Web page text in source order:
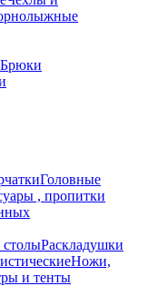
Брюки
Головные
, пропитки
столыРаскладушки
Ножи,
и тенты